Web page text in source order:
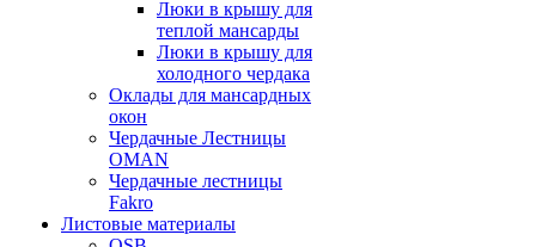
Люки в крышу для
теплой мансарды
Люки в крышу для
холодного чердака
Оклады для мансардных
окон
Чердачные Лестницы
OMAN
Чердачные лестницы
Fakro
Листовые материалы